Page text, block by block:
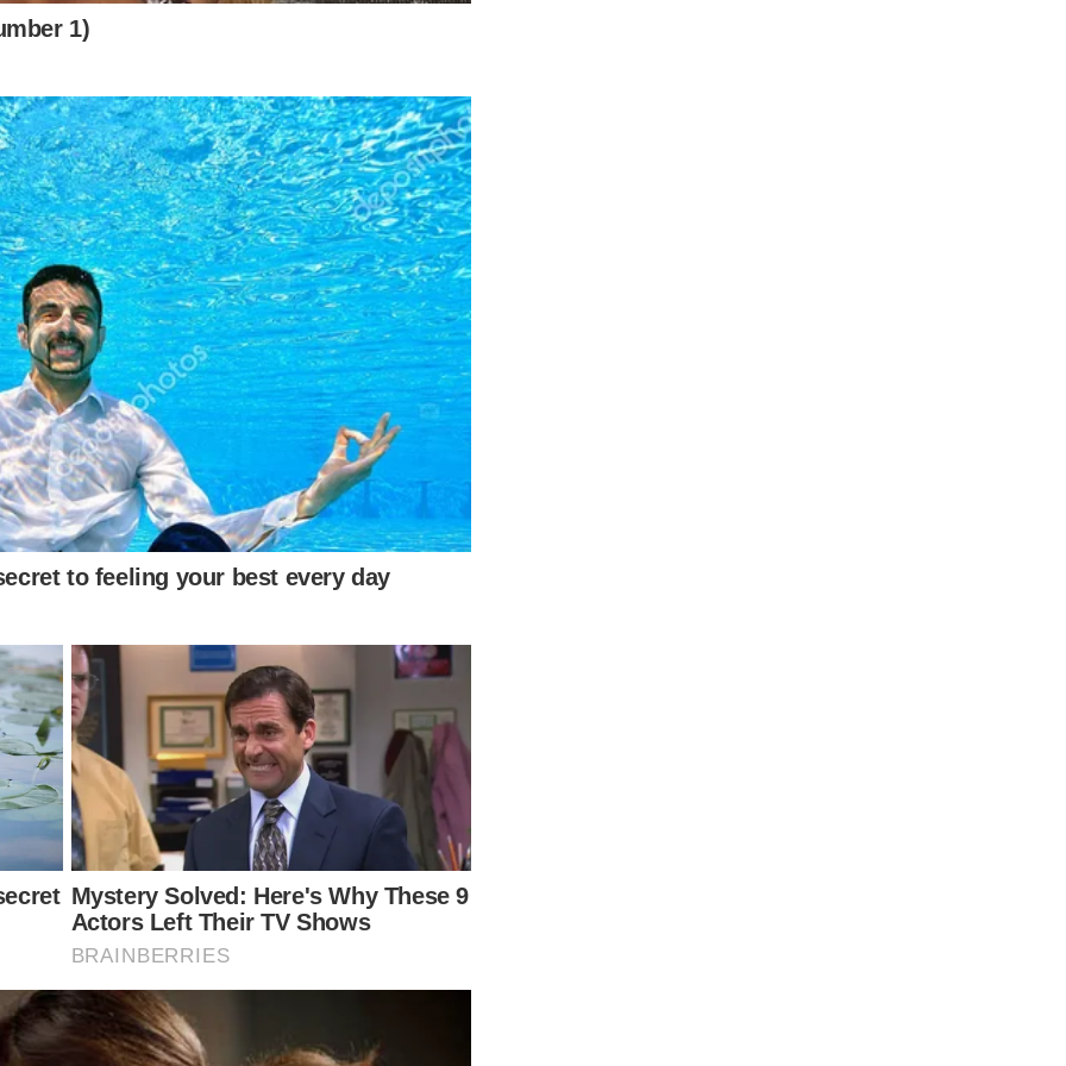
desde o nascimento há 27 anos. No Nosso
trabalhar com o que mais ama. Corneteiro de marca
para o clube.